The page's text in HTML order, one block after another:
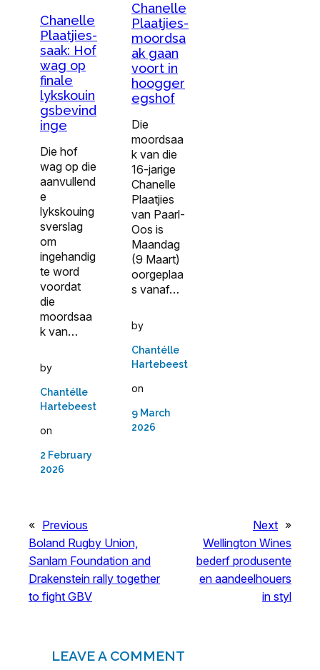
Chanelle
Plaatjies-
saak: Hof
wag op
finale
lykskouin
gsbevind
inge
Die hof
wag op die
aanvullend
e
lykskouing
sverslag
om
ingehandig
te word
voordat
die
moordsaa
k van…
by
Chantélle
Hartebeest
on
2 February
2026
Chanelle
Plaatjies-
moordsa
ak gaan
voort in
hoogger
egshof
Die
moordsaa
k van die
16-jarige
Chanelle
Plaatjies
van Paarl-
Oos is
Maandag
(9 Maart)
oorgeplaa
s vanaf…
by
Chantélle
Hartebeest
on
9 March
2026
« Previous
Boland Rugby Union,
Sanlam Foundation and
Drakenstein rally together
to fight GBV
Next »
Wellington Wines
bederf produsente
en aandeelhouers
in styl
LEAVE A COMMENT